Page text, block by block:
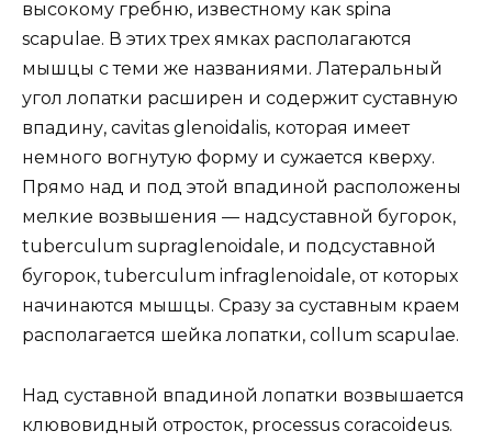
высокому гребню, известному как spina
scapulae. В этих трех ямках располагаются
мышцы с теми же названиями. Латеральный
угол лопатки расширен и содержит суставную
впадину, cavitas glenoidalis, которая имеет
немного вогнутую форму и сужается кверху.
Прямо над и под этой впадиной расположены
мелкие возвышения — надсуставной бугорок,
tuberculum supraglenoidale, и подсуставной
бугорок, tuberculum infraglenoidale, от которых
начинаются мышцы. Сразу за суставным краем
располагается шейка лопатки, collum scapulae.
Над суставной впадиной лопатки возвышается
клювовидный отросток, processus coracoideus.